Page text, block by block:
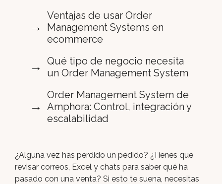
Ventajas de usar Order
Management Systems en
ecommerce
Qué tipo de negocio necesita
un Order Management System
Order Management System de
Amphora: Control, integración y
escalabilidad
¿Alguna vez has perdido un pedido? ¿Tienes que
revisar correos, Excel y chats para saber qué ha
pasado con una venta? Si esto te suena, necesitas